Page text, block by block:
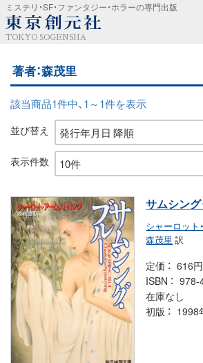
ミステリ・SF・ファンタジー・ホラーの専門出版
TOKYO SOGENSHA
著者：森茂里
該当商品1件中、1～1件を表示
並び替え
表示件数
サムシング
シャーロット
森茂里 訳
定価
616円
ISBN
978-
在庫なし
初版
1998